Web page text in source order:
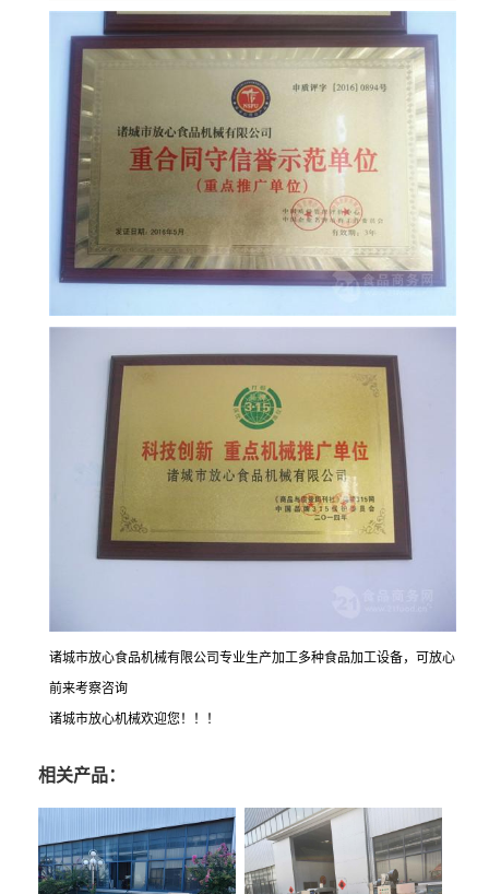
诸城市放心食品机械有限公司专业生产加工多种食品加工设备，可放心
前来考察咨询
诸城市放心机械欢迎您！！！
相关产品：